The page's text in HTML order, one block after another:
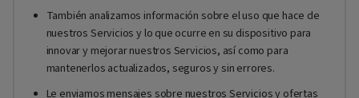
También analizamos información sobre el uso que hace de
nuestros Servicios y lo que ocurre en su dispositivo para
innovar y mejorar nuestros Servicios, así como para
mantenerlos actualizados, seguros y sin errores.
Le enviamos mensajes sobre nuestros Servicios y ofertas